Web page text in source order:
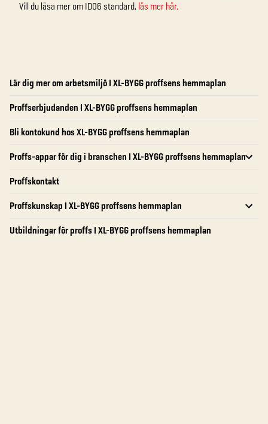
Lär dig mer om arbetsmiljö I XL-BYGG proffsens hemmaplan
Proffserbjudanden I XL-BYGG proffsens hemmaplan
Bli kontokund hos XL-BYGG proffsens hemmaplan
Proffs-appar för dig i branschen I XL-BYGG proffsens hemmaplan
Proffskontakt
Proffskunskap I XL-BYGG proffsens hemmaplan
Utbildningar för proffs I XL-BYGG proffsens hemmaplan
Vill du läsa mer om ID06 standard, läs mer här.